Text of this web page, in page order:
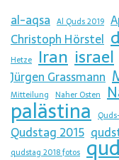
al-aqsa Al Quds 2019
Christoph Hörstel
Hetze Iran israel
Jürgen Grassmann
Mitteilung Naher Osten
palästina
Qudstag 2015
qudstag 2018 fotos